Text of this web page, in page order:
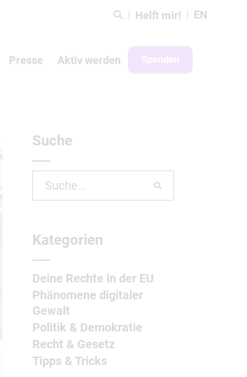
Helft mir! EN
Presse Aktiv werden Spenden
Suche
Search
for:
Kategorien
Deine Rechte in der EU
Phänomene digitaler
Gewalt
Politik & Demokratie
Recht & Gesetz
Tipps & Tricks